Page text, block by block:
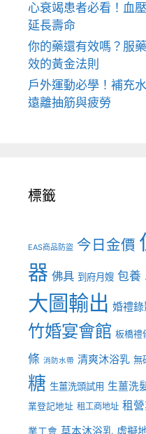
心衰竭患者必看！血
延長壽命
你的藥還有效嗎？服
效的黃金法則
戶外運動必學！補充
遠離抽筋與疲勞
標籤
EAS商品防盜 今日金價
器 佛具 到府月嫂 包養
大圖輸出 婚禮
竹婚宴會館 板橋禮
條 消防水帶 清爽沐浴乳 無
糖 生薑洗頭試用 生薑洗
業登記地址 租工商地址 租
業工會 草本沐浴乳 虛擬